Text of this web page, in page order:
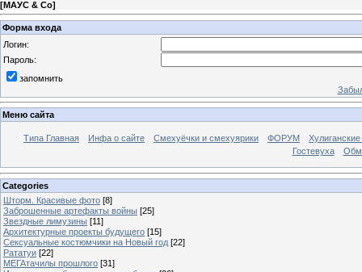
[МАУС & Со]
Форма входа
Логин:
Пароль:
запомнить
Меню сайта
Типа Главная Инфа о сайте Смехуёчки и смехуярики ФОРУМ
Гостевуха
Categories
Шторм. Красивые фото [8]
Заброшенные артефакты войны [25]
Звездные лимузины [11]
Архитектурные проекты будущего [15]
Сексуальные костюмчики на Новый год [22]
Рататуи [22]
МЕГАтачилы прошлого [31]